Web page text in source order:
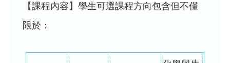
【課程內容】學生可選課程方向包含但不僅
限於：